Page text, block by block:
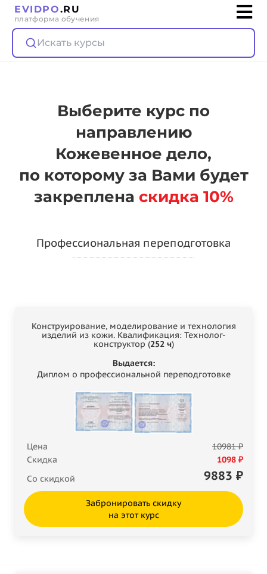
EVIDPO.RU
платформа обучения
Искать курсы
Выберите курс по
направлению
Кожевенное дело,
по которому за Вами будет
закреплена скидка 10%
Профессиональная переподготовка
Конструирование, моделирование и технология
изделий из кожи. Квалификация: Технолог-
конструктор (252 ч)
Выдается:
Диплом о профессиональной переподготовке
Цена
10981 ₽
Скидка
1098 ₽
Со скидкой
9883 ₽
Забронировать скидку
на этот курс